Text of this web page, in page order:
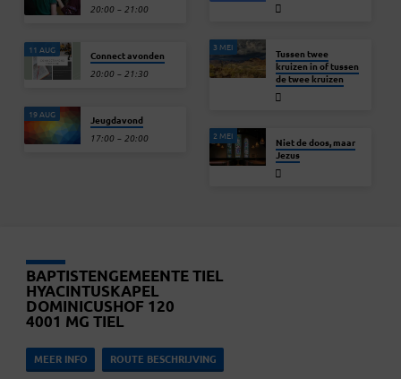
20:00 – 21:00
11 AUG Connect avonden
20:00 – 21:30
19 AUG Jeugdavond
17:00 – 20:00
3 MEI
Tussen twee
kruizen in of tussen
de twee kruizen
2 MEI
Niet de doos, maar
Jezus
BAPTISTENGEMEENTE TIEL
HYACINTUSKAPEL
DOMINICUSHOF 120
4001 MG TIEL
MEER INFO ROUTE BESCHRIJVING